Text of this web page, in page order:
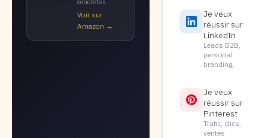
concrètes
Voir sur
Amazon →
Je veux
réussir sur
LinkedIn
Leads B2B,
personal
branding
Je veux
réussir sur
Pinterest
Trafic, clics,
ventes